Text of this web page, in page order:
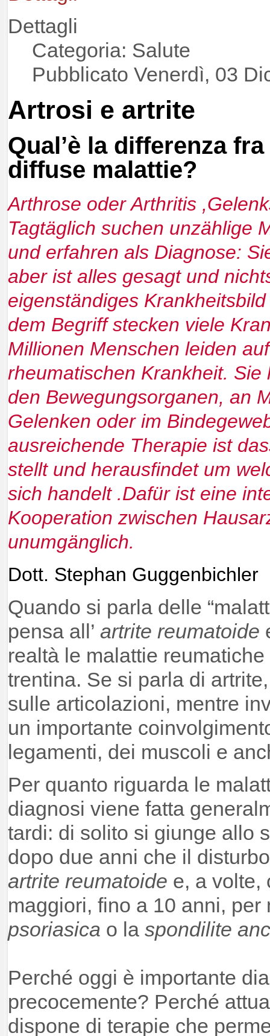
Dettagli
Categoria: Salute
Pubblicato Venerdì, 03
Artrosi e artrite
Qual’è la differenza
diffuse malattie?
Arthrose oder Arthritis
Tagtäglich suchen unzählige
und erfahren als Diagnose:
aber ist alles gesagt und
eigenständiges
dem Begriff stecken viele
Millionen Menschen leiden
rheumatischen Krankheit.
den Bewegungsorganen, an
Gelenken oder im
ausreichende Therapie ist
stellt und herausfindet um
sich handelt .Dafür ist eine
Kooperation zwischen
unumgänglich.
Dott. Stephan Guggenbichler
Quando si parla delle
pensa all’ artrite reumatoide
realtà le malattie
trentina. Se si parla di
sulle articolazioni, mentre
un importante
legamenti, dei muscoli e
Per quanto riguarda le
diagnosi viene fatta
tardi: di solito si giunge allo
dopo due anni che il
artrite reumatoide e, a volte,
maggiori, fino a 10 anni, per
psoriasica o la spondilite
Perché oggi è importante
precocemente? Perché
dispone di terapie che